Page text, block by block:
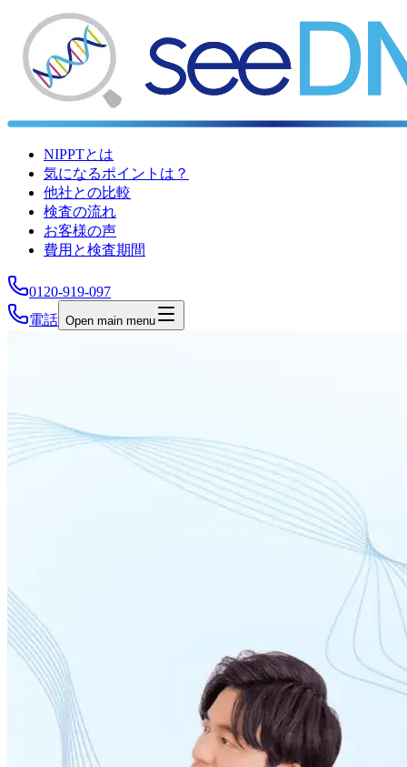
NIPPTとは
気になるポイントは？
他社との比較
検査の流れ
お客様の声
費用と検査期間
0120-919-097
電話 Open main menu